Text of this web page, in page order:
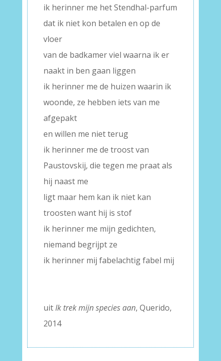
ik herinner me het Stendhal-parfum
dat ik niet kon betalen en op de
vloer
van de badkamer viel waarna ik er
naakt in ben gaan liggen
ik herinner me de huizen waarin ik
woonde, ze hebben iets van me
afgepakt
en willen me niet terug
ik herinner me de troost van
Paustovskij, die tegen me praat als
hij naast me
ligt maar hem kan ik niet kan
troosten want hij is stof
ik herinner me mijn gedichten,
niemand begrijpt ze
ik herinner mij fabelachtig fabel mij
uitIk trek mijn species aan, Querido,
2014